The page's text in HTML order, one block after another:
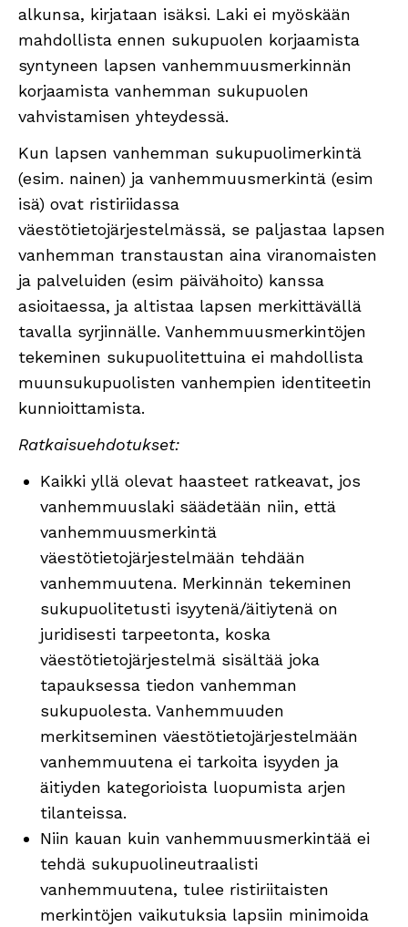
alkunsa, kirjataan isäksi. Laki ei myöskään
mahdollista ennen sukupuolen korjaamista
syntyneen lapsen vanhemmuusmerkinnän
korjaamista vanhemman sukupuolen
vahvistamisen yhteydessä.
Kun lapsen vanhemman sukupuolimerkintä
(esim. nainen) ja vanhemmuusmerkintä (esim
isä) ovat ristiriidassa
väestötietojärjestelmässä, se paljastaa lapsen
vanhemman transtaustan aina viranomaisten
ja palveluiden (esim päivähoito) kanssa
asioitaessa, ja altistaa lapsen merkittävällä
tavalla syrjinnälle. Vanhemmuusmerkintöjen
tekeminen sukupuolitettuina ei mahdollista
muunsukupuolisten vanhempien identiteetin
kunnioittamista.
Ratkaisuehdotukset:
Kaikki yllä olevat haasteet ratkeavat, jos
vanhemmuuslaki säädetään niin, että
vanhemmuusmerkintä
väestötietojärjestelmään tehdään
vanhemmuutena. Merkinnän tekeminen
sukupuolitetusti isyytenä/äitiytenä on
juridisesti tarpeetonta, koska
väestötietojärjestelmä sisältää joka
tapauksessa tiedon vanhemman
sukupuolesta. Vanhemmuuden
merkitseminen väestötietojärjestelmään
vanhemmuutena ei tarkoita isyyden ja
äitiyden kategorioista luopumista arjen
tilanteissa.
Niin kauan kuin vanhemmuusmerkintää ei
tehdä sukupuolineutraalisti
vanhemmuutena, tulee ristiriitaisten
merkintöjen vaikutuksia lapsiin minimoida